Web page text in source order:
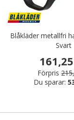
Blåkläder metallfri
Svart
Förpris
Du sparar: